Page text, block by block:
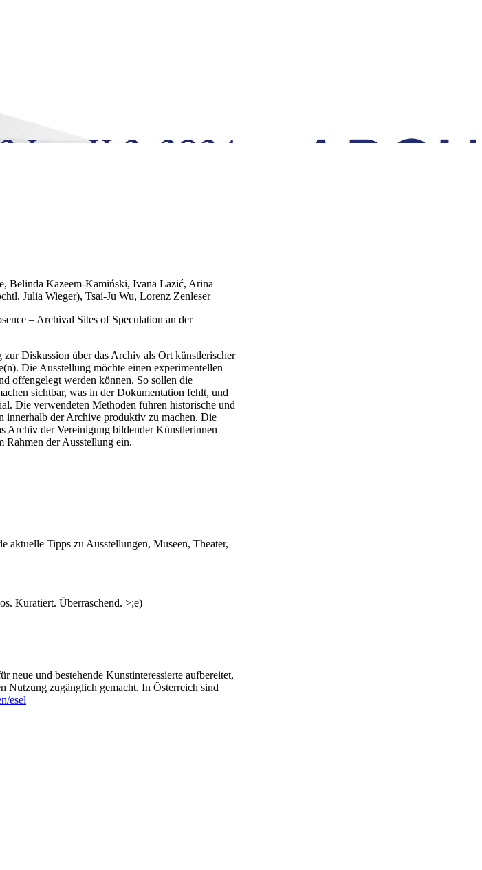
Belinda Kazeem-Kamiński, Ivana Lazić, Arina
Julia Wieger), Tsai-Ju Wu, Lorenz Zenleser
– Archival Sites of Speculation an der
Diskussion über das Archiv als Ort künstlerischer
Die Ausstellung möchte einen experimentellen
offengelegt werden können. So sollen die
sichtbar, was in der Dokumentation fehlt, und
Die verwendeten Methoden führen historische und
innerhalb der Archive produktiv zu machen. Die
Archiv der Vereinigung bildender Künstlerinnen
Rahmen der Ausstellung ein.
Tipps zu Ausstellungen, Museen, Theater,
Kuratiert. Überraschend. >;e)
neue und bestehende Kunstinteressierte aufbereitet,
Nutzung zugänglich gemacht. In Österreich sind
esel